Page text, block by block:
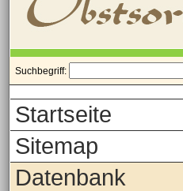
Suchbegriff:
Startseite
Sitemap
Datenbank